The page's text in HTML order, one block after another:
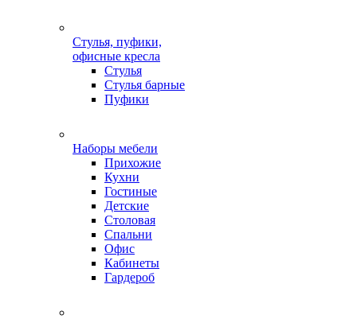
Стулья, пуфики,
офисные кресла
Стулья
Стулья барные
Пуфики
Наборы мебели
Прихожие
Кухни
Гостиные
Детские
Столовая
Спальни
Офис
Кабинеты
Гардероб